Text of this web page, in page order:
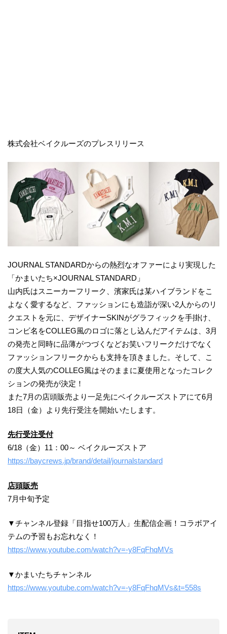
株式会社ベイクルーズのプレスリリース
JOURNAL STANDARDからの熱烈なオファーにより実現した
「かまいたち×JOURNAL STANDARD」
山内氏はスニーカーフリーク、濱家氏は某ハイブランドをこ
よなく愛するなど、ファッションにも造詣が深い2人からのリ
クエストを元に、デザイナーSKINがグラフィックを手掛け、
コンビ名をCOLLEG風のロゴに落とし込んだアイテムは、3月
の発売と同時に品薄がつづくなどお笑いフリークだけでなく
ファッションフリークからも支持を頂きました。そして、こ
の度大人気のCOLLEG風はそのままに夏使用となったコレク
ションの発売が決定！
また7月の店頭販売より一足先にベイクルーズストアにて6月
18日（金）より先行受注を開始いたします。
先行受注受付
6/18（金）11：00～ ベイクルーズストア
https://baycrews.jp/brand/detail/journalstandard
店頭販売
7月中旬予定
▼チャンネル登録「目指せ100万人」生配信企画！コラボアイ
テムの予習もお忘れなく！
https://www.youtube.com/watch?v=-y8FqFhqMVs
▼かまいたちチャンネル
https://www.youtube.com/watch?v=-y8FqFhqMVs&t=558s